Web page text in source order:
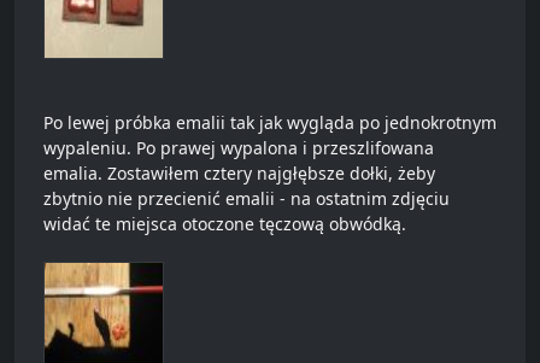
Po lewej próbka emalii tak jak wygląda po jednokrotnym
wypaleniu. Po prawej wypalona i przeszlifowana
emalia. Zostawiłem cztery najgłębsze dołki, żeby
zbytnio nie przecienić emalii - na ostatnim zdjęciu
widać te miejsca otoczone tęczową obwódką.